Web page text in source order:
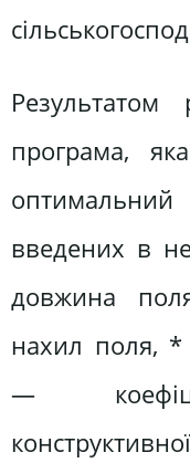
програма,
введених в
довжина
нахил поля, *
—